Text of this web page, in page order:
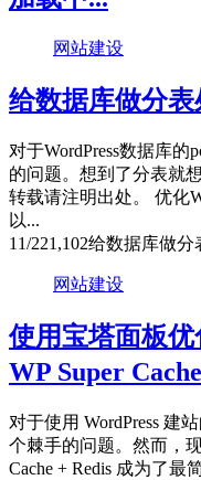
网站建设
给数据库做分表
对于WordPress数据库
的问题。想到了分表就
转载请注明出处。 优化
以...
11/221,102给数据库做分
网站建设
使用宝塔面板优
WP Super
对于使用 WordPress 建
个棘手的问题。然而，
Cache + Redis 成为了最